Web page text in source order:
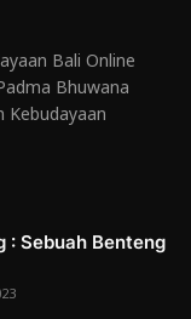
Bali Online
Bhuwana
: Sebuah Benteng